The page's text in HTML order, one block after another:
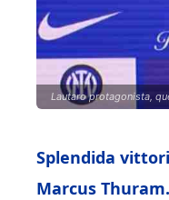
Lautaro protagonista,
Splendida
Marcus Thuram.